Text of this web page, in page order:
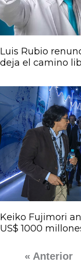
Luis Rubio
deja el camino
Keiko Fujimori
US$ 1000
« Anterior